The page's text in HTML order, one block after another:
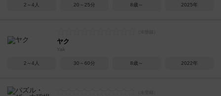
2～4人 20～25分 8歳～ 2025年
ヤク
Yak
2～4人 30～60分 8歳～ 2022年